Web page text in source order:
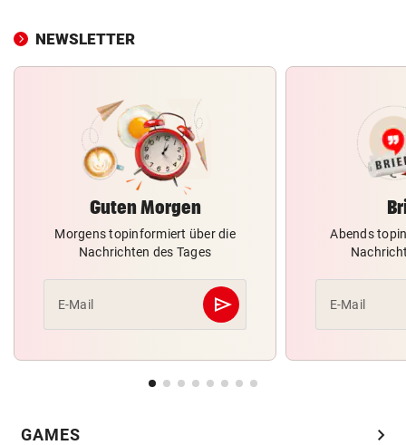
NEWSLETTER
Guten Morgen
Morgens topinformiert über die
Nachrichten des Tages
E-Mail send
Abschicken
Abends
E-Mail
GAMES chevron_right